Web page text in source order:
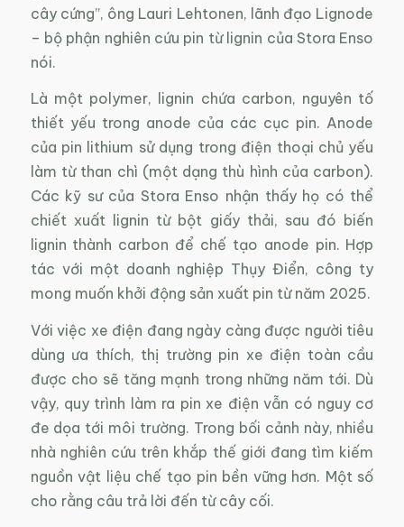
cây cứng”, ông Lauri Lehtonen, lãnh đạo Lignode
– bộ phận nghiên cứu pin từ lignin của Stora Enso
nói.
Là một polymer, lignin chứa carbon, nguyên tố
thiết yếu trong anode của các cục pin. Anode
của pin lithium sử dụng trong điện thoại chủ yếu
làm từ than chì (một dạng thù hình của carbon).
Các kỹ sư của Stora Enso nhận thấy họ có thể
chiết xuất lignin từ bột giấy thải, sau đó biến
lignin thành carbon để chế tạo anode pin. Hợp
tác với một doanh nghiệp Thụy Điển, công ty
mong muốn khởi động sản xuất pin từ năm 2025.
Với việc xe điện đang ngày càng được người tiêu
dùng ưa thích, thị trường pin xe điện toàn cầu
được cho sẽ tăng mạnh trong những năm tới. Dù
vậy, quy trình làm ra pin xe điện vẫn có nguy cơ
đe dọa tới môi trường. Trong bối cảnh này, nhiều
nhà nghiên cứu trên khắp thế giới đang tìm kiếm
nguồn vật liệu chế tạo pin bền vững hơn. Một số
cho rằng câu trả lời đến từ cây cối.